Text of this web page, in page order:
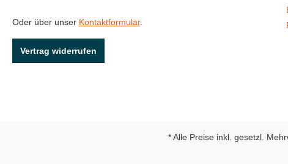
Oder über unser Kontaktformular.
Vertrag widerrufen
* Alle Preise inkl. gesetzl.